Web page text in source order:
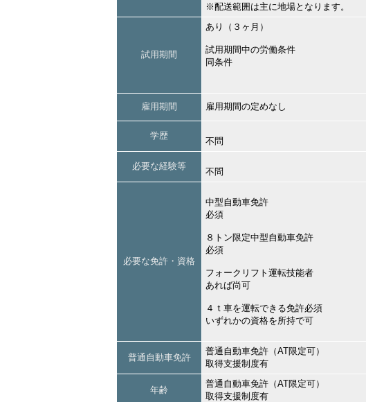
※配送範囲は主に地場となります。
試用期間
あり（３ヶ月）
試用期間中の労働条件
同条件
雇用期間 雇用期間の定めなし
学歴
不問
必要な経験等
不問
必要な免許・資格
中型自動車免許
必須
８トン限定中型自動車免許
必須
フォークリフト運転技能者
あれば尚可
４ｔ車を運転できる免許必須
いずれかの資格を所持で可
普通自動車免許
普通自動車免許（AT限定可）
取得支援制度有
年齢
普通自動車免許（AT限定可）
取得支援制度有